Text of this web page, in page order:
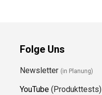
Folge Uns
Newsletter (in Planung)
YouTube (Produkttests)